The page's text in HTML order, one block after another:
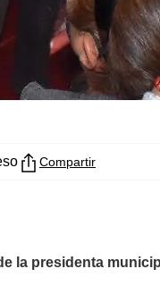
Compartir
la presidenta